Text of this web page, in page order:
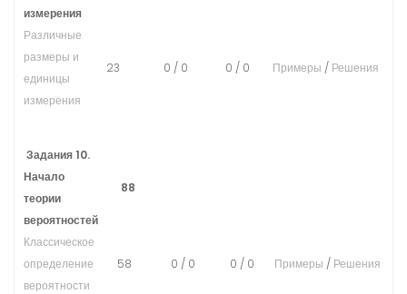
измерения
Различные
размеры и
единицы
измерения
23 0 / 0 0 / 0 Примеры / Решения
Задания 10.
Начало
теории
вероятностей
88
Классическое
определение
вероятности
58 0 / 0 0 / 0 Примеры / Решения